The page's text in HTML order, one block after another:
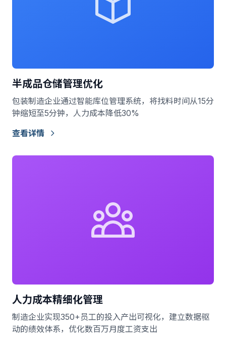
半成品仓储管理优化
包装制造企业通过智能库位管理系统，将找料时间从15分
钟缩短至5分钟，人力成本降低30%
查看详情
人力成本精细化管理
制造企业实现350+员工的投入产出可视化，建立数据驱
动的绩效体系，优化数百万月度工资支出